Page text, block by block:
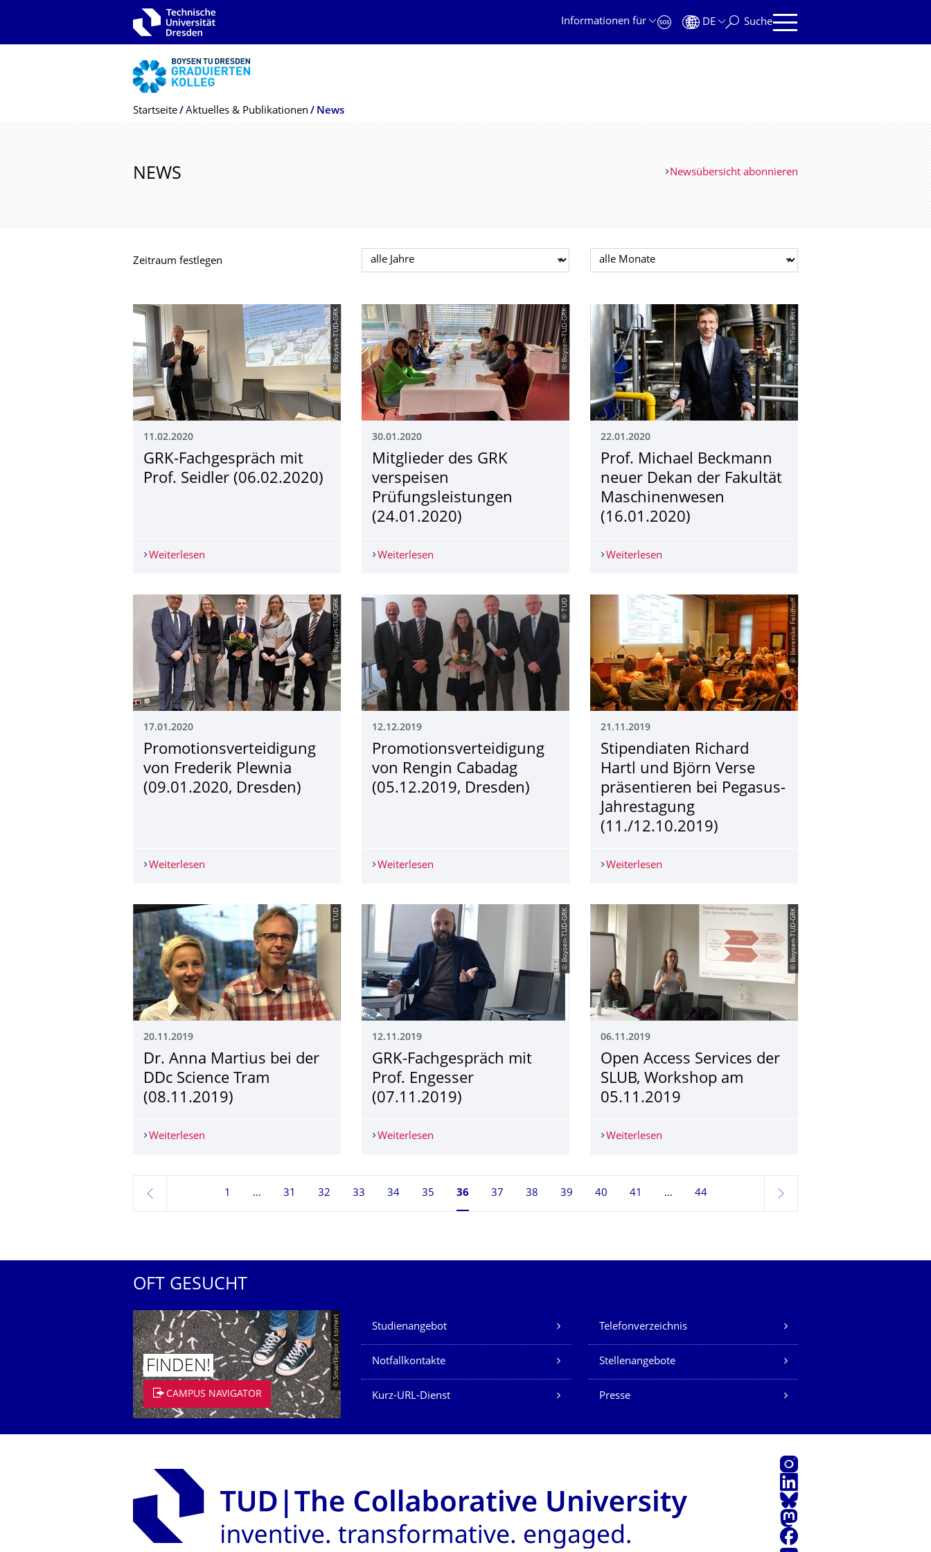
Zur Hauptnavigation springen
Informationen für
DE Suche
Breadcrumb-Menü
Startseite Aktuelles & Publikationen News
NEWS Newsübersicht abonnieren
Zeitraum festlegen Jahr auswählen Monat auswählen
© Boysen-TUD-GRK
11.02.2020
GRK-Fachgespräch mit
Prof. Seidler (06.02.2020)
Weiterlesen GRK-Fachgespräch mit Prof. Seidler (06.02.2020)
© Boysen-TUD-GRK
30.01.2020
Mitglieder des GRK
verspeisen
Prüfungsleistungen
(24.01.2020)
Weiterlesen Mitglieder des GRK verspeisen Prüfungsleistungen (24.01.2020)
© Tobias Ritz
22.01.2020
Prof. Michael Beckmann
neuer Dekan der Fakultät
Maschinenwesen
(16.01.2020)
Weiterlesen
© Boysen-TUD-GRK
17.01.2020
Promotionsvertei­digung
von Frederik Plewnia
(09.01.2020, Dresden)
Weiterlesen Promotionsverteidigung von Frederik Plewnia (09.01.2020, Dresden)
© TUD
12.12.2019
Promotionsvertei­digung
von Rengin Cabadag
(05.12.2019, Dresden)
Weiterlesen Promotionsverteidigung von Rengin Cabadag (05.12.2019, Dresden)
© Berenike Feldhoff
21.11.2019
Stipendiaten Richard
Hartl und Björn Verse
präsentieren bei Pegasus-
Jahrestagung
(11./12.10.2019)
Weiterlesen
© TUD
20.11.2019
Dr. Anna Martius bei der
DDc Science Tram
(08.11.2019)
Weiterlesen Dr. Anna Martius bei der DDc Science Tram (08.11.2019)
© Boysen-TUD-GRK
12.11.2019
GRK-Fachgespräch mit
Prof. Engesser
(07.11.2019)
Weiterlesen GRK-Fachgespräch mit Prof. Engesser (07.11.2019)
© Boysen-TUD-GRK
06.11.2019
Open Access Services der
SLUB, Workshop am
05.11.2019
Weiterlesen
zurück
1 31 32 33 34 35 Seite 36, aktuell ausgewählt
36 37 38 39 40 41 44
weiter
OFT GESUCHT
© Smarterpix / tomert
FINDEN!
CAMPUS NAVIGATOR
Unsere Dienste
Studienangebot Telefonverzeichnis
Notfallkontakte Stellenangebote
Kurz-URL-Dienst Presse
Instagram
LinkedIn
Bluesky
Mastodon
Facebook